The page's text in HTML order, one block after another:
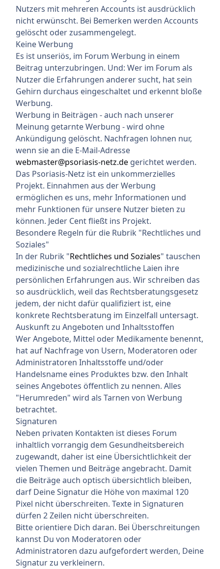
Nutzers mit mehreren Accounts ist ausdrücklich
nicht erwünscht. Bei Bemerken werden Accounts
gelöscht oder zusammengelegt.
Keine Werbung
Es ist unseriös, im Forum Werbung in einem
Beitrag unterzubringen. Und: Wer im Forum als
Nutzer die Erfahrungen anderer sucht, hat sein
Gehirn durchaus eingeschaltet und erkennt bloße
Werbung.
Werbung in Beiträgen - auch nach unserer
Meinung getarnte Werbung - wird ohne
Ankündigung gelöscht. Nachfragen lohnen nur,
wenn sie an die E-Mail-Adresse
webmaster@psoriasis-netz.de gerichtet werden.
Das Psoriasis-Netz ist ein unkommerzielles
Projekt. Einnahmen aus der Werbung
ermöglichen es uns, mehr Informationen und
mehr Funktionen für unsere Nutzer bieten zu
können. Jeder Cent fließt ins Projekt.
Besondere Regeln für die Rubrik "Rechtliches und
Soziales"
In der Rubrik "Rechtliches und Soziales" tauschen
medizinische und sozialrechtliche Laien ihre
persönlichen Erfahrungen aus. Wir schreiben das
so ausdrücklich, weil das Rechtsberatungsgesetz
jedem, der nicht dafür qualifiziert ist, eine
konkrete Rechtsberatung im Einzelfall untersagt.
Auskunft zu Angeboten und Inhaltsstoffen
Wer Angebote, Mittel oder Medikamente benennt,
hat auf Nachfrage von Usern, Moderatoren oder
Administratoren Inhaltsstoffe und/oder
Handelsname eines Produktes bzw. den Inhalt
seines Angebotes öffentlich zu nennen. Alles
"Herumreden" wird als Tarnen von Werbung
betrachtet.
Signaturen
Neben privaten Kontakten ist dieses Forum
inhaltlich vorrangig dem Gesundheitsbereich
zugewandt, daher ist eine Übersichtlichkeit der
vielen Themen und Beiträge angebracht. Damit
die Beiträge auch optisch übersichtlich bleiben,
darf Deine Signatur die Höhe von maximal 120
Pixel nicht überschreiten. Texte in Signaturen
dürfen 2 Zeilen nicht überschreiten.
Bitte orientiere Dich daran. Bei Überschreitungen
kannst Du von Moderatoren oder
Administratoren dazu aufgefordert werden, Deine
Signatur zu verkleinern.